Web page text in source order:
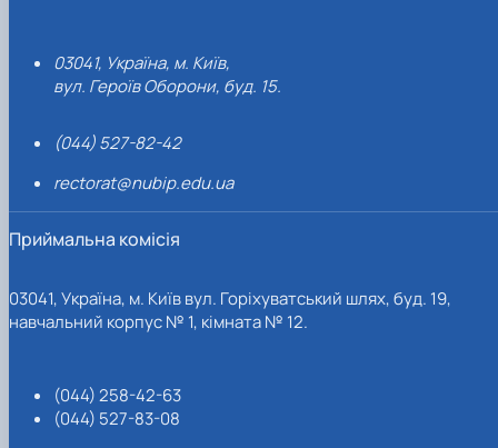
03041, Україна, м. Київ,
вул. Героїв Оборони, буд. 15.
(044) 527-82-42
rectorat@nubip.edu.ua
Приймальна комісія
03041, Україна, м. Київ вул. Горіхуватський шлях, буд. 19,
навчальний корпус № 1, кімната № 12.
(044) 258-42-63
(044) 527-83-08